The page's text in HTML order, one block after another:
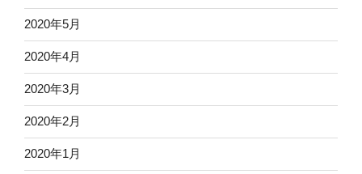
2020年5月
2020年4月
2020年3月
2020年2月
2020年1月